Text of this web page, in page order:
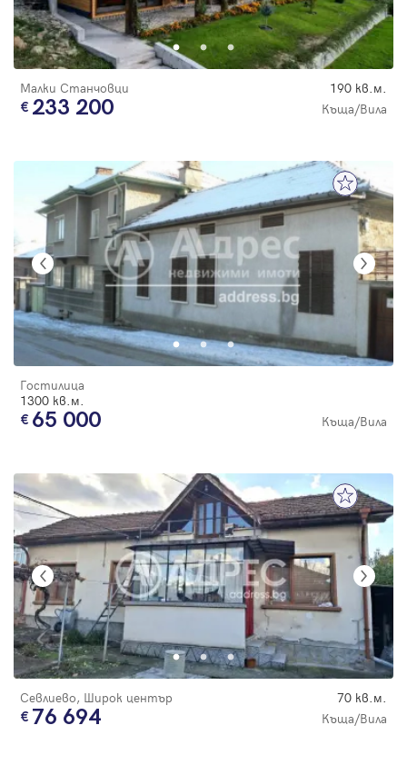
Малки Станчовци 190 кв.м.
233 200 Къща/Вила
Гостилица
1300 кв.м.
65 000 Къща/Вила
Севлиево, Широк център 70 кв.м.
76 694 Къща/Вила